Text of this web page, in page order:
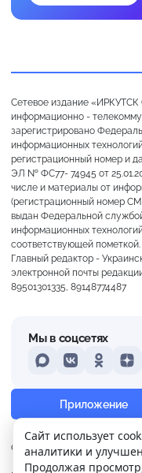
5 м/с
Сетевое издание
информационно -
зарегистрировано
информационных
регистрационный номер и
ЭЛ № ФС77- 74945 от
числе и материалы от
(регистрационный номер
выдан Федеральной
информационных
соответствующей
Главный редактор -
электронной почты
89501301335, 89148774487
О нас
Мы в соцсетях
MAXVKontakte
Приложение
Сайт использует
аналитики и
Продолжая